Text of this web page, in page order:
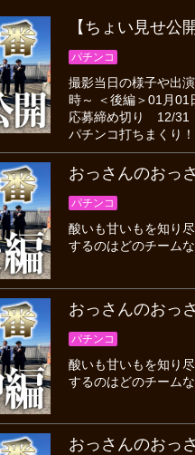
【ちょい見せ
パチンコ
撮影当日の様子や出
時～ ＜後編＞01月01
応募締め切り 12/31
パチンコ打ちまくり
おっさんのおっ
パチンコ
酸いも甘いもを知り
するのはどのチーム
おっさんのおっ
パチンコ
酸いも甘いもを知り
するのはどのチーム
おっさんのおっ